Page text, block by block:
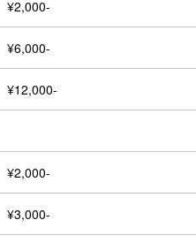
¥2,000-
¥6,000-
¥12,000-
¥2,000-
¥3,000-